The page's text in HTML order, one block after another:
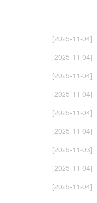
[2025-11-04]
[2025-11-04]
[2025-11-04]
[2025-11-04]
[2025-11-04]
[2025-11-04]
[2025-11-03]
[2025-11-04]
[2025-11-04]